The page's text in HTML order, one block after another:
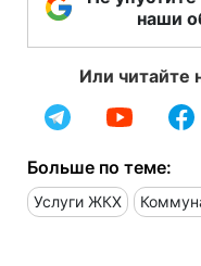
наши
Или читайте
Больше по теме:
Услуги ЖКХ